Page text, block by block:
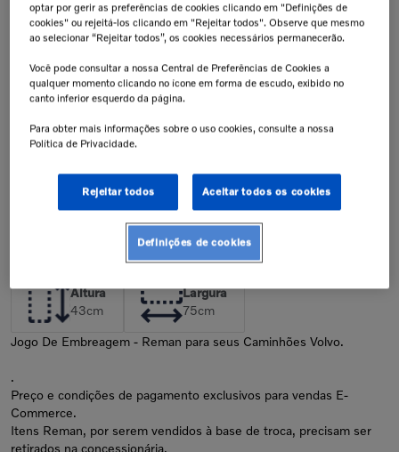
Não sei meu cep
Retire na Concessionária
retiradas diretamente na
concessionária.
Troca Grátis!
data de recebimento.
Tranquilidade e Confiança
confirme a compatibilidade da peça
junto à concessionária. A instalação
Jogo De Embreagem - Reman para seus Caminhões Volvo.
.
Preço e condições de pagamento exclusivos para vendas E-
Commerce.
Itens Reman, por serem vendidos à base de troca, precisam ser
retirados na concessionária.
Altura
43cm
Largura
75cm
optar por gerir as preferências de cookies clicando em "Definições de
cookies" ou rejeitá-los clicando em "Rejeitar todos". Observe que mesmo
ao selecionar “Rejeitar todos”, os cookies necessários permanecerão.
Você pode consultar a nossa Central de Preferências de Cookies a
qualquer momento clicando no ícone em forma de escudo, exibido no
canto inferior esquerdo da página.
Para obter mais informações sobre o uso cookies, consulte a nossa
Política de Privacidade.
Rejeitar todos Aceitar todos os cookies
Definições de cookies